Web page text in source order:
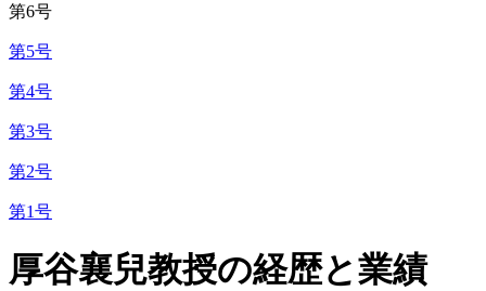
第6号
第5号
第4号
第3号
第2号
第1号
厚谷襄兒教授の経歴と業績